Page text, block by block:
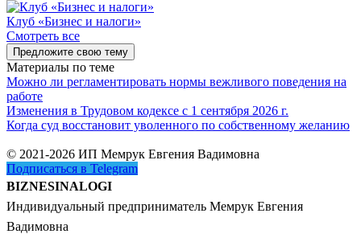
Клуб «Бизнес и налоги»
Смотреть все
Предложите свою тему
Материалы по теме
Можно ли регламентировать нормы вежливого поведения на
работе
Изменения в Трудовом кодексе с 1 сентября 2026 г.
Когда суд восстановит уволенного по собственному желанию
© 2021-2026 ИП Мемрук Евгения Вадимовна
Подписаться в Telegram
BIZNESINALOGI
Индивидуальный предприниматель Мемрук Евгения
Вадимовна